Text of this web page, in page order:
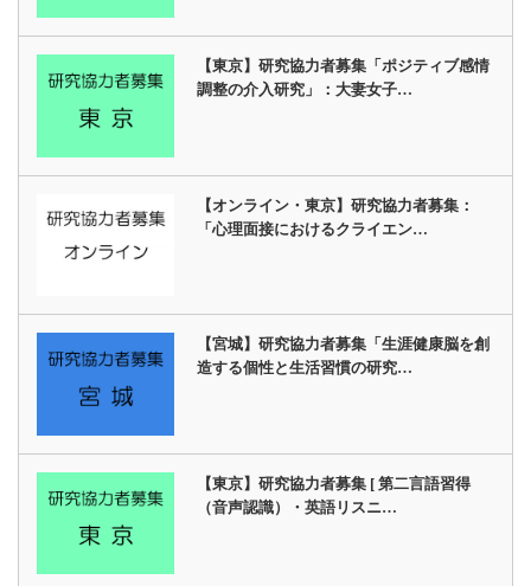
【東京】研究協力者募集「ポジティブ感情
調整の介入研究」：大妻女子…
【オンライン・東京】研究協力者募集：
「心理面接におけるクライエン…
【宮城】研究協力者募集「生涯健康脳を創
造する個性と生活習慣の研究…
【東京】研究協力者募集 [ 第二言語習得
（音声認識）・英語リスニ…